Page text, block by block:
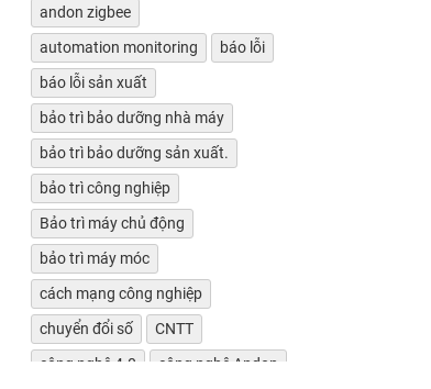
andon zigbee
automation monitoring
báo lỗi
báo lỗi sản xuất
bảo trì bảo dưỡng nhà máy
bảo trì bảo dưỡng sản xuất.
bảo trì công nghiệp
Bảo trì máy chủ động
bảo trì máy móc
cách mạng công nghiệp
chuyển đổi số
CNTT
công nghệ 4.0
công nghệ Andon